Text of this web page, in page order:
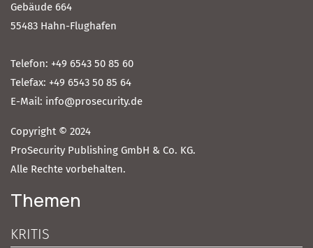
Gebäude 664
55483 Hahn-Flughafen
Telefon: +49 6543 50 85 60
Telefax: +49 6543 50 85 64
E-Mail: info@prosecurity.de
Copyright © 2024
ProSecurity Publishing GmbH & Co. KG.
Alle Rechte vorbehalten.
Themen
KRITIS